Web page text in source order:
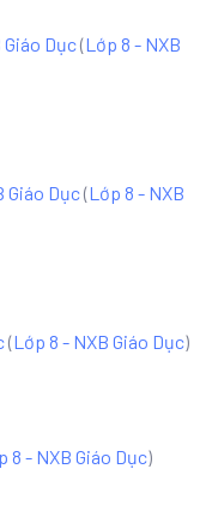
Giáo Dục(Lớp 8 - NXB
Giáo Dục(Lớp 8 - NXB
(Lớp 8 - NXB Giáo Dục)
8 - NXB Giáo Dục)